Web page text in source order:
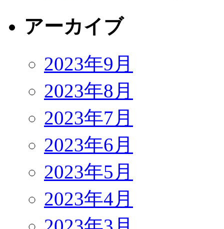
アーカイブ
2023年9月
2023年8月
2023年7月
2023年6月
2023年5月
2023年4月